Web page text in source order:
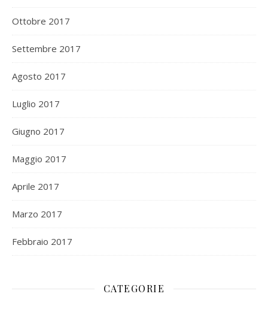
Ottobre 2017
Settembre 2017
Agosto 2017
Luglio 2017
Giugno 2017
Maggio 2017
Aprile 2017
Marzo 2017
Febbraio 2017
CATEGORIE